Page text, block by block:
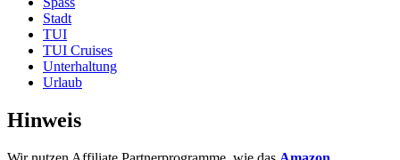
Stadt
TUI
TUI Cruises
Unterhaltung
Urlaub
Hinweis